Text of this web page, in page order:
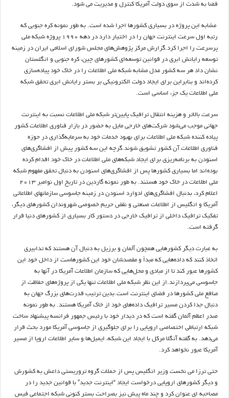
فضا به شدت از سوی دولت آمریکا کنترل و مدیریت می شود.
مشابه این پروژه در بسیاری کشورها اجرا شده است. به طور نمونه کره جنوبی که
رتبه اول سرعت اینترنت جهان را در اختیار دارد در دهه ۱۹۹۰ پروژه شبکه ملی
پرسرعت را اجرا کرد.گزارش مرکز پژوهش‌های مجلس شورای اسلامی ایران در زمینه
توسعه رایانش ابری در قوانین توسعه‌ای کشورهای چین، کره جنوبی و انگلستان
نشان داد هر سه کشور مدل مشابه شبکه ملی اطلاعات را در خاک خود پیاده‌سازی
کرده‌اند و بنابراین برای ایجاد دولت الکترونیکی بر بستر رایانش ابری تحقق شبکه
ملی اطلاعات یک جزء اساسی است.
سرعت بالاتر و هزینه انتقال ترافیک پایین‌تر شبکه ملی اطلاعات نسبت به اینترنت
جهانی موجب می‌شود شرکت‌های خارجی مایل به حضور در بازار فناوری اطلاعات کشور
پیاده کننده شبکه ملی اطلاعات برای بهبود خدمات خود به سرمایه‌گذاری در حوزه
فناوری اطلاعات آن کشور تشویق شوند.گرچه این سه کشور پیش از افشاگری‌های
اسنودن به برنامه‌ریزی برای ایجاد شبکه‌های ملی اطلاعات در خاک خود اقدام کرده
بوده‌اند اما بسیاری کشورها پس از افشاگری‌های اسنودن به دنبال تحقق مفهوم شبکه
ملی اطلاعات در خاک خود هستند. به طور نمونه گاردین در تاریخ اول نوامبر ۲۰۱۳
اعلام کرد، بدنبال افشاگری‌های ادوارد اسنودن در زمینه جاسوسی سازمانهای اطلاعاتی
آمریکا و انگلیس از اطلاعات صنعتی و نقض حریم خصوصی شهروندان کشورهای دیگر،
تفکیک ترافیک داخلی از ترافیک خارجی در دستور کار بسیاری از کشورهای دنیا قرار
گرفته است.
به عبارت دیگر کشورهایی همچون آلمان و برزیل به دنبال آن هستند که تدابیری
اتخاذ کنند که داده‌هایی که مبدأ و مقصدشان خود این کشورهاست از داخل خود این
کشورها عبور کند تا از مبادی و محل‌هایی که سازمان اطلاعات آمریکا در آنها به
جاسوسی می‌پردازند.از این نظر شبکه ملی اطلاعات تنها یکی از پروژه‌های حفاظت از
منافع ملی کشورها در فضای اینترنت است.بدین ترتیب قدرت‌های بزرگ جهان به
دنبال جدا کردن مسیر ترافیک داده‌های خود از خاک آمریکا هستند. به طور نمونه
صدر اعظم آلمان گفته است که در دیدار خود با رئیس جمهور فرانسه پیشنهاد ساخت
شبکه ارتباطی اختصاصی اروپایی را برای جلوگیری از جاسوسی آمریکا مورد بحث قرار
می‌دهد. به گفته آنگلا مرکل با ایجاد این شبکه، ایمیل‌ها و سایر اطلاعات اروپا از مسیر
آمریکا عبور نخواهد کرد.
حتی ترزا می نخست وزیر انگلیس پس از حملات گروه تروریستی داعش به کشورش
و دیگر کشورهای اروپایی درخواست ایجاد “اینترنت جدید” با قوانین جدید را در
مصاحبه ای عنوان کرد و چند ماه پیش نیز بصراحت بستر کنونی شبکه اجتماعی فیس